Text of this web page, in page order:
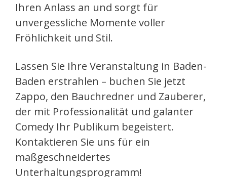
Ihren Anlass an und sorgt für
unvergessliche Momente voller
Fröhlichkeit und Stil.
Lassen Sie Ihre Veranstaltung in Baden-
Baden erstrahlen – buchen Sie jetzt
Zappo, den Bauchredner und Zauberer,
der mit Professionalität und galanter
Comedy Ihr Publikum begeistert.
Kontaktieren Sie uns für ein
maßgeschneidertes
Unterhaltungsprogramm!